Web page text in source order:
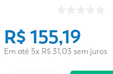
R$ 155,19
Em até 5x R$31,03 sem juros
6º
adeforte turbo
7º
sabonete líquido